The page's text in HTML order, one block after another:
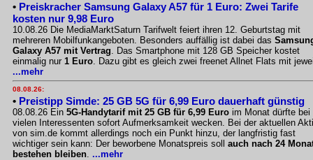
• Preiskracher Samsung Galaxy A57 für 1 Euro: Zwei Tarife
kosten nur 9,98 Euro
10.08.26 Die MediaMarktSaturn Tarifwelt feiert ihren 12. Geburtstag mit
mehreren Mobilfunkangeboten. Besonders auffällig ist dabei das
Galaxy A57 mit Vertrag. Das Smartphone mit 128 GB Speicher kostet
einmalig nur 1 Euro. Dazu gibt es gleich zwei freenet Allnet Flats mit
...mehr
08.08.26:
• Preistipp Simde: 25 GB 5G für 6,99 Euro dauerhaft günstig
08.08.26 Ein 5G-Handytarif mit 25 GB für 6,99 Euro im Monat dürfte bei
vielen Interessenten sofort Aufmerksamkeit wecken. Bei der aktuellen
von sim.de kommt allerdings noch ein Punkt hinzu, der langfristig fast
wichtiger sein kann: Der beworbene Monatspreis soll auch nach 24
bestehen bleiben. ...mehr